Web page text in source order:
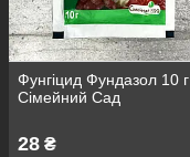
Фунгіцид Фундазол 10 г
Сімейний Сад
28 ₴